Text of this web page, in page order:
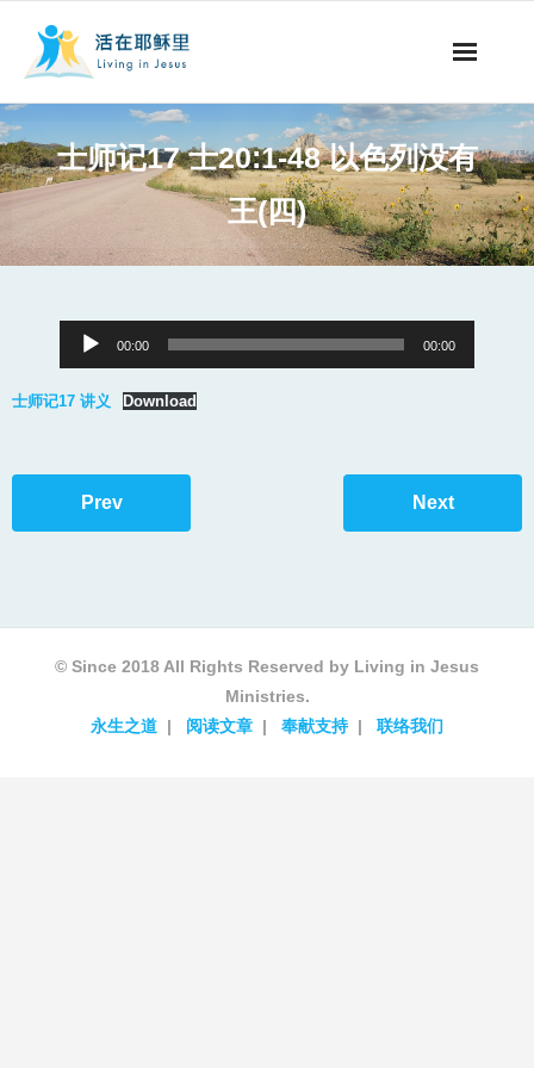
视听节目
阅读文章
奉献支持
士师记17 士20:1-48 以色列没有
王(四)
Audio
Player
00:00 00:00
士师记17 讲义 Download
Prev Next
© Since 2018 All Rights Reserved by Living in Jesus
Ministries.
永生之道
阅读文章 奉献支持 联络我们